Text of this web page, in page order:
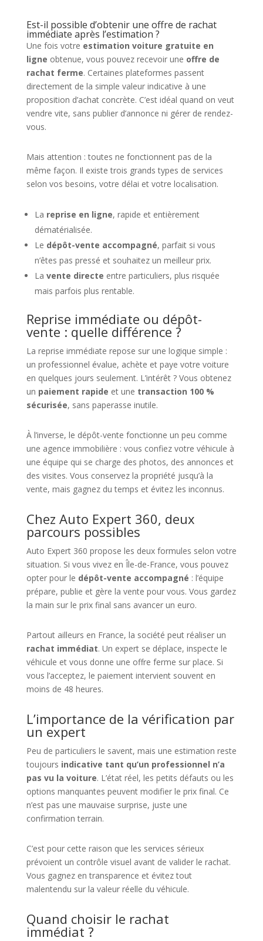
Est-il possible d’obtenir une offre de rachat
immédiate après l’estimation ?
Une fois votre estimation voiture gratuite en
ligne obtenue, vous pouvez recevoir une offre de
rachat ferme. Certaines plateformes passent
directement de la simple valeur indicative à une
proposition d’achat concrète. C’est idéal quand on veut
vendre vite, sans publier d’annonce ni gérer de rendez-
vous.
Mais attention : toutes ne fonctionnent pas de la
même façon. Il existe trois grands types de services
selon vos besoins, votre délai et votre localisation.
La reprise en ligne, rapide et entièrement
dématérialisée.
Le dépôt-vente accompagné, parfait si vous
n’êtes pas pressé et souhaitez un meilleur prix.
La vente directe entre particuliers, plus risquée
mais parfois plus rentable.
Reprise immédiate ou dépôt-
vente : quelle différence ?
La reprise immédiate repose sur une logique simple :
un professionnel évalue, achète et paye votre voiture
en quelques jours seulement. L’intérêt ? Vous obtenez
un paiement rapide et une transaction 100 %
sécurisée, sans paperasse inutile.
À l’inverse, le dépôt-vente fonctionne un peu comme
une agence immobilière : vous confiez votre véhicule à
une équipe qui se charge des photos, des annonces et
des visites. Vous conservez la propriété jusqu’à la
vente, mais gagnez du temps et évitez les inconnus.
Chez Auto Expert 360, deux
parcours possibles
Auto Expert 360 propose les deux formules selon votre
situation. Si vous vivez en Île-de-France, vous pouvez
opter pour le dépôt-vente accompagné : l’équipe
prépare, publie et gère la vente pour vous. Vous gardez
la main sur le prix final sans avancer un euro.
Partout ailleurs en France, la société peut réaliser un
rachat immédiat. Un expert se déplace, inspecte le
véhicule et vous donne une offre ferme sur place. Si
vous l’acceptez, le paiement intervient souvent en
moins de 48 heures.
L’importance de la vérification par
un expert
Peu de particuliers le savent, mais une estimation reste
toujours indicative tant qu’un professionnel n’a
pas vu la voiture. L’état réel, les petits défauts ou les
options manquantes peuvent modifier le prix final. Ce
n’est pas une mauvaise surprise, juste une
confirmation terrain.
C’est pour cette raison que les services sérieux
prévoient un contrôle visuel avant de valider le rachat.
Vous gagnez en transparence et évitez tout
malentendu sur la valeur réelle du véhicule.
Quand choisir le rachat
immédiat ?